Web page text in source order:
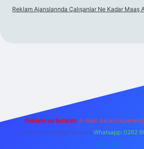
Reklam Ajanslarında Çalışanlar Ne Kadar Maaş
Reklam ve İletişim: E-mail:
forumhizmeti@gmail.com Whatsapp: 0262
@karabul